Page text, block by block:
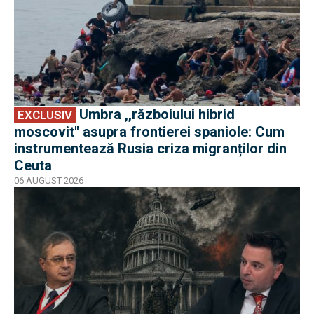
EXCLUSIV
moscovit'' asupra frontierei spaniole: Cum
instrumentează Rusia criza migranților din
Ceuta
06 AUGUST 2026